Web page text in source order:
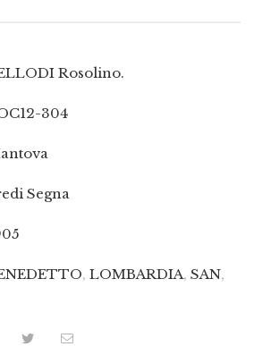
Rosolino.
304
Segna
, LOMBARDIA, SAN,